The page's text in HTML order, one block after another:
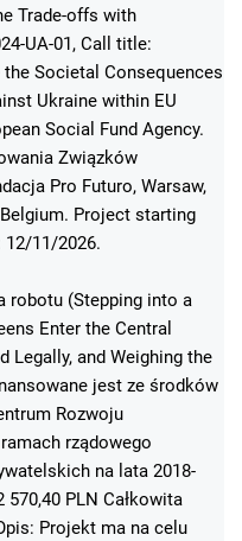
Trade-offs with
UA-01, Call title:
Societal Consequences
Ukraine within EU
Social Fund Agency.
Związków
Pro Futuro, Warsaw,
Project starting
12/11/2026.
robotu (Stepping into a
Enter the Central
Legally, and Weighing the
jest ze środków
Rozwoju
rządowego
na lata 2018-
PLN Całkowita
Projekt ma na celu